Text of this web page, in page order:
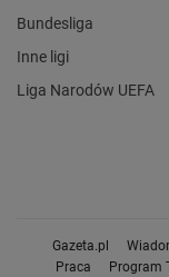
Bundesliga
Inne ligi
Liga Narodów UEFA
Gazeta.pl
Praca
Program